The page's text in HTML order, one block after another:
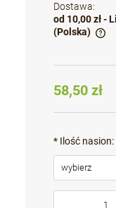
Dostawa:
od 10,00 zł -
(Polska)
Cena nie
58,50 zł
* Ilość nasion: